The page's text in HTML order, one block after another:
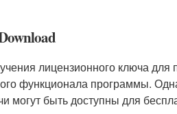
лицензионного ключа для
функционала программы.
могут быть доступны для